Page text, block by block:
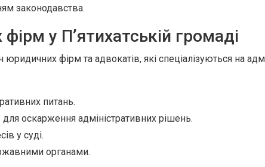
законодавства.
у П’ятихатській громаді
юридичних фірм та адвокатів, які спеціалізуються на
питань.
оскарження адміністративних рішень.
у суді.
органами.